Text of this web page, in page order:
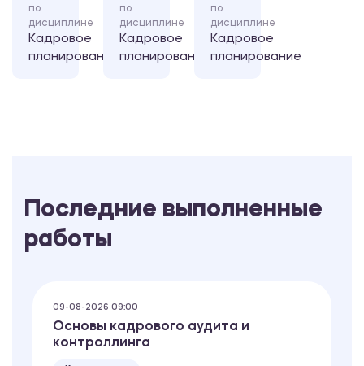
по
дисциплине
Кадровое
планирование
по
дисциплине
Кадровое
планирование
по
дисциплине
Кадровое
планирование
Последние выполненные
работы
09-08-2026 09:00
Основы кадрового аудита и
контроллинга